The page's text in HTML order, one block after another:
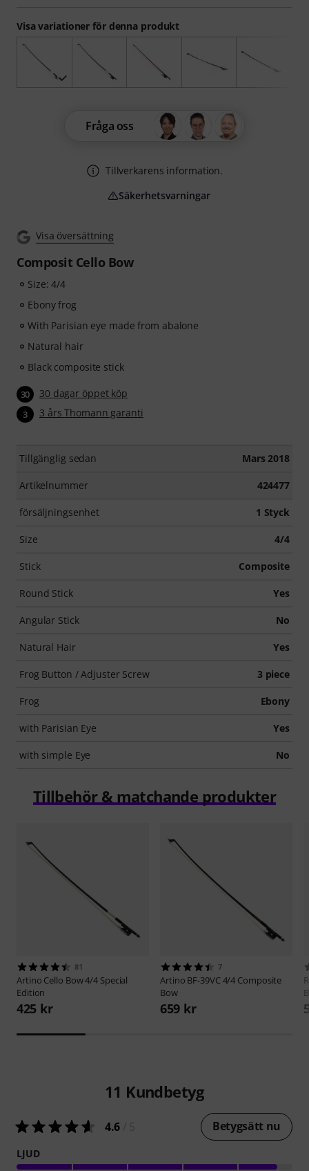
Visa översättning
Composit Cello Bow
Size: 4/4
Ebony frog
With Parisian eye made from abalone
Natural hair
Black composite stick
30 30 dagar öppet köp
3 3 års Thomann garanti
Tillgänglig sedan Mars 2018
Artikelnummer 424477
försäljningsenhet 1 Styck
Size 4/4
Stick Composite
Round Stick Yes
Angular Stick No
Natural Hair Yes
Frog Button / Adjuster Screw 3 piece
Frog Ebony
with Parisian Eye Yes
with simple Eye No
Visa variationer för denna produkt
Fråga oss
Tillverkarens information.
Säkerhetsvarningar
Tillbehör & matchande produkter
81
Artino Cello Bow 4/4 Special
Edition
425 kr
7
Artino BF-39VC 4/4 Composite
Bow
659 kr
11 Kundbetyg
4.6 Betygsätt nu
LJUD